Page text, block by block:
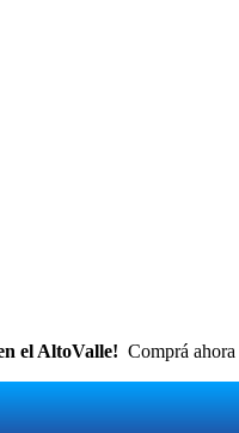
el AltoValle! Comprá ahora